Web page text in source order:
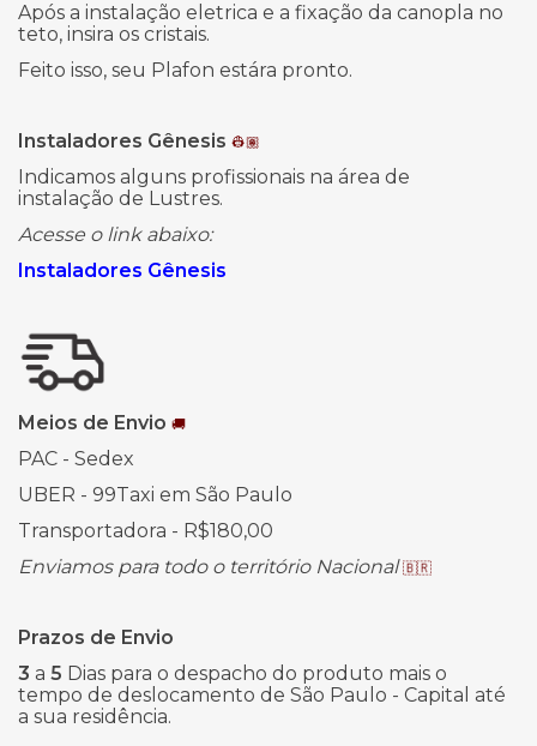
Após a instalação eletrica e a fixação da canopla no
teto, insira os cristais.
Feito isso, seu Plafon estára pronto.
Instaladores Gênesis 👷🏽
Indicamos alguns profissionais na área de
instalação de Lustres.
Acesse o link abaixo:
Instaladores Gênesis
Meios de Envio 🚚
PAC - Sedex
UBER - 99Taxi em São Paulo
Transportadora - R$180,00
Enviamos para todo o território Nacional🇧🇷
Prazos de Envio
3 a 5 Dias para o despacho do produto mais o
tempo de deslocamento de São Paulo - Capital até
a sua residência.